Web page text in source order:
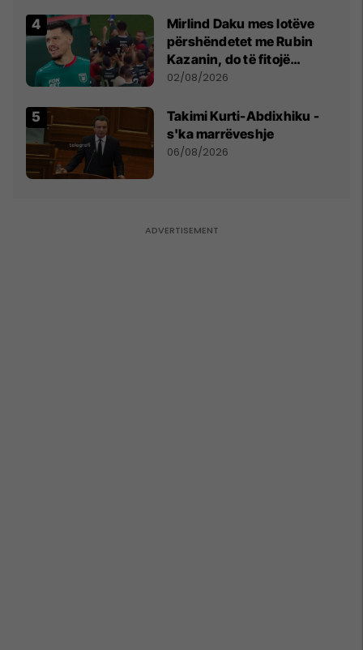
Mirlind Daku mes lotëve
përshëndetet me Rubin
Kazanin, do të fitojë
miliona te Spartak Moska
02/08/2026
Takimi Kurti-Abdixhiku -
s'ka marrëveshje
06/08/2026